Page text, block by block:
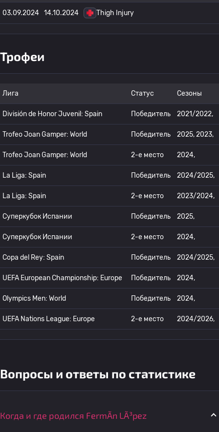
03.09.2024 14.10.2024 Thigh Injury
Трофеи
Лига Статус Сезоны
División de Honor Juvenil: Spain Победитель 2021/2022,
Trofeo Joan Gamper: World Победитель 2025, 2023,
Trofeo Joan Gamper: World 2-е место 2024,
La Liga: Spain Победитель 2024/2025,
La Liga: Spain 2-е место 2023/2024,
Суперкубок Испании Победитель 2025,
Суперкубок Испании 2-е место 2024,
Copa del Rey: Spain Победитель 2024/2025,
UEFA European Championship: Europe Победитель 2024,
Olympics Men: World Победитель 2024,
UEFA Nations League: Europe 2-е место 2024/2026,
Вопросы и ответы по статистике
Когда и где родился FermÃ­n LÃ³pez